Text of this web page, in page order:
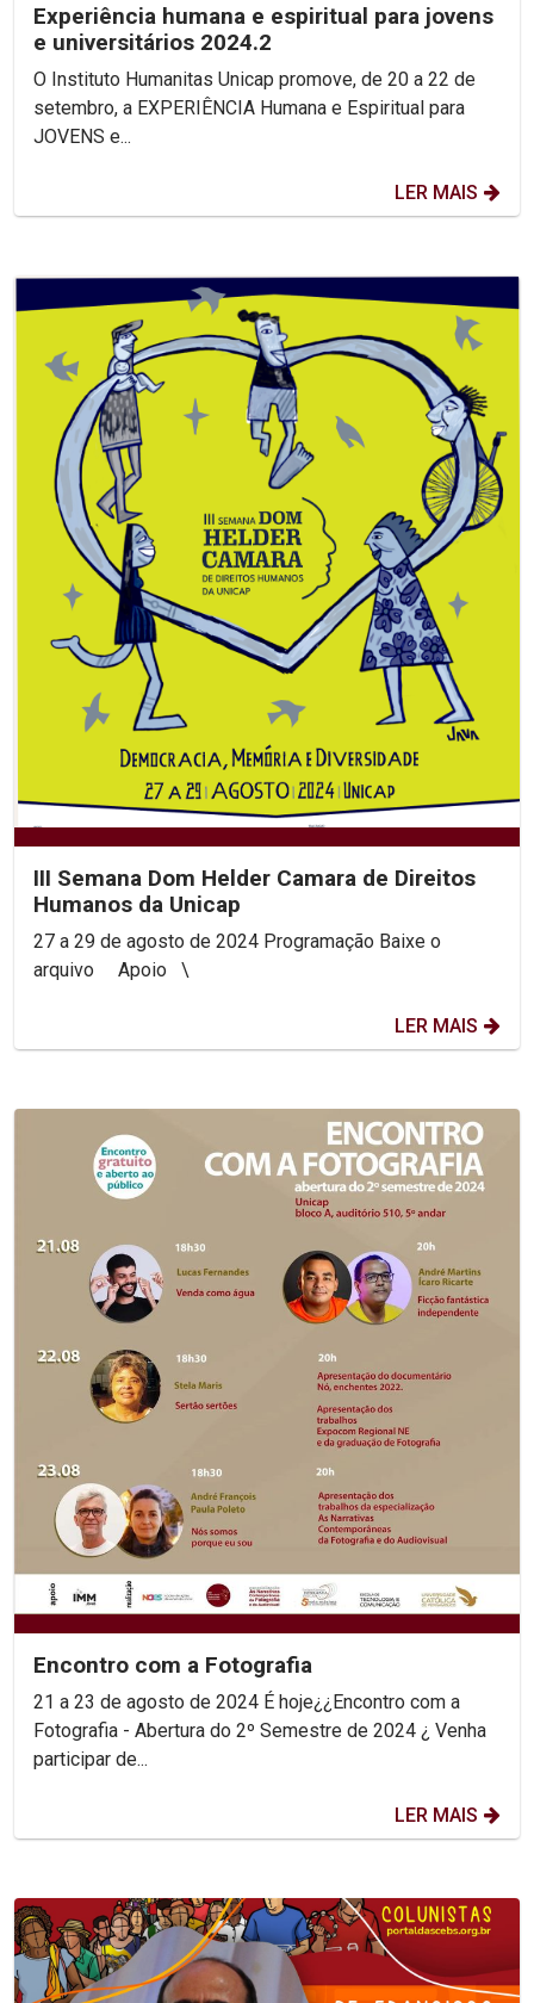
Experiência humana e espiritual para jovens
e universitários 2024.2
O Instituto Humanitas Unicap promove, de 20 a 22 de
setembro, a EXPERIÊNCIA Humana e Espiritual para
JOVENS e...
LER MAIS
III Semana Dom Helder Camara de Direitos
Humanos da Unicap
27 a 29 de agosto de 2024 Programação Baixe o
LER MAIS
Encontro com a Fotografia
21 a 23 de agosto de 2024 É hoje¿¿Encontro com a
Fotografia - Abertura do 2º Semestre de 2024 ¿ Venha
participar de...
LER MAIS